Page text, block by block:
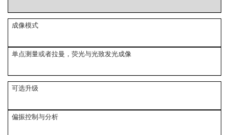
成像模式
单点测量或者拉曼，荧光与光致发光成像
可选升级
偏振控制与分析